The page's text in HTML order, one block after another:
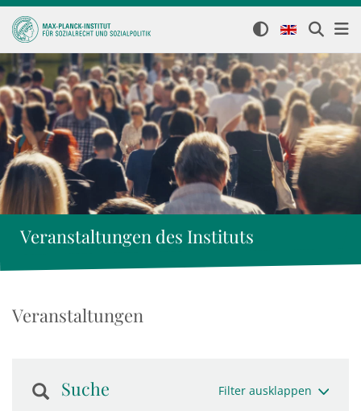
Veranstaltungen des Instituts
Veranstaltungen
Suche Filter ausklappen